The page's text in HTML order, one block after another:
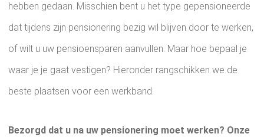
hebben gedaan. Misschien bent u het type gepensioneerde
dat tijdens zijn pensionering bezig wil blijven door te werken,
of wilt u uw pensioensparen aanvullen. Maar hoe bepaal je
waar je je gaat vestigen? Hieronder rangschikken we de
beste plaatsen voor een werkband.
Bezorgd dat u na uw pensionering moet werken? Onze